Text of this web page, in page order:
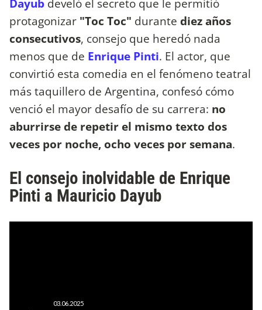
protagonizar "Toc Toc" durante diez años
consecutivos, consejo que heredó nada
menos que de Enrique Pinti. El actor, que
convirtió esta comedia en el fenómeno teatral
más taquillero de Argentina, confesó cómo
venció el mayor desafío de su carrera: no
aburrirse de repetir el mismo texto dos
veces por noche, ocho veces por semana.
El consejo inolvidable de Enrique
Pinti a Mauricio Dayub